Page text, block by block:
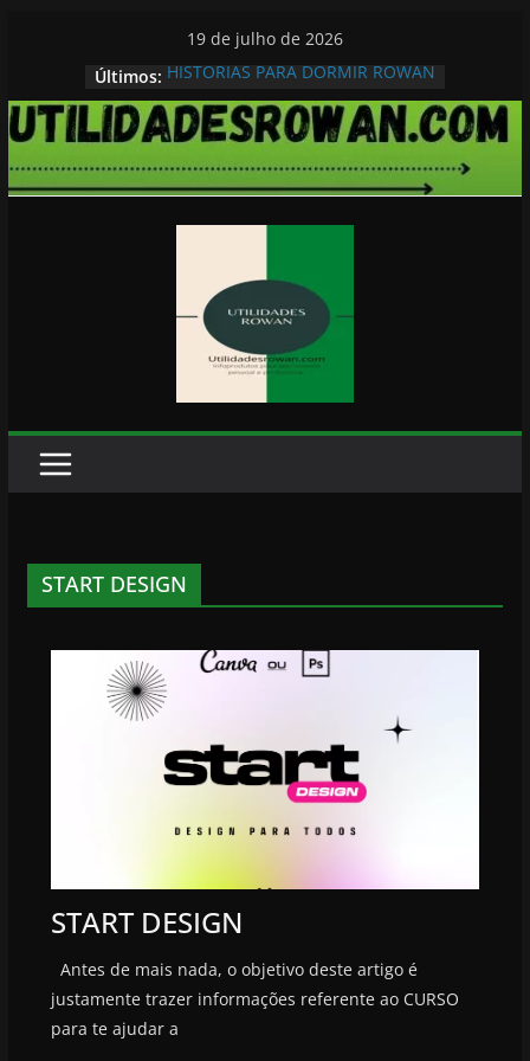
conteúdo
19 de julho de 2026
Últimos: HISTORIAS PARA DORMIR ROWAN
START DESIGN
START DESIGN
Antes de mais nada, o objetivo deste artigo é
justamente trazer informações referente ao CURSO
para te ajudar a